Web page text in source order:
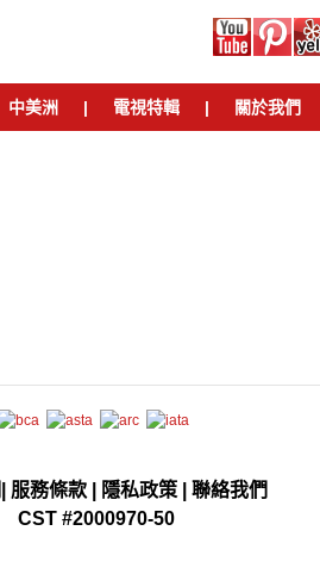
中美洲 | 電視特輯 | 關於我們
服務條款 隱私政策
聯絡我們
CST #2000970-50